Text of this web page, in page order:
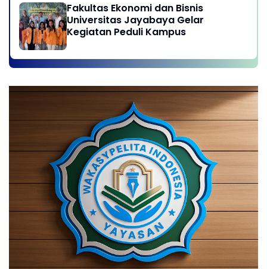
Fakultas Ekonomi dan Bisnis
Universitas Jayabaya Gelar
Kegiatan Peduli Kampus